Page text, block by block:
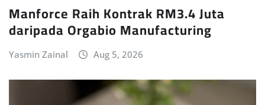
Manforce Raih Kontrak RM3.4 Juta
daripada Orgabio Manufacturing
Yasmin Zainal Aug 5, 2026